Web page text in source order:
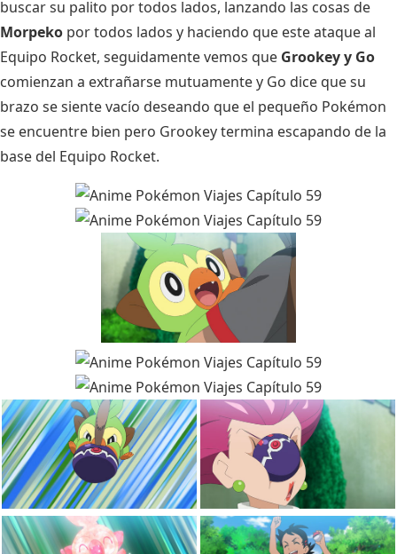
buscar su palito por todos lados, lanzando las cosas de
Morpeko por todos lados y haciendo que este ataque al
Equipo Rocket, seguidamente vemos que Grookey y Go
comienzan a extrañarse mutuamente y Go dice que su
brazo se siente vacío deseando que el pequeño Pokémon
se encuentre bien pero Grookey termina escapando de la
base del Equipo Rocket.